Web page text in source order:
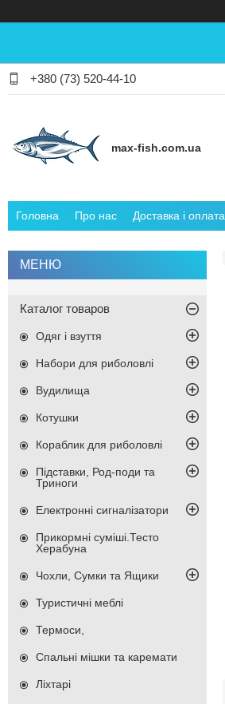
+380 (73) 520-44-10
max-fish.com.ua
Головна Про нас Доставка і оплата
Каталог товаров
Одяг і взуття
Набори для риболовлі
Вудилища
Котушки
Кораблик для риболовлі
Підставки, Род-поди та
Триноги
Електронні сигналізатори
Прикормні суміші.Тесто
Херабуна
Чохли, Сумки та Ящики
Туристичні меблі
Термоси,
Спальні мішки та каремати
Ліхтарі